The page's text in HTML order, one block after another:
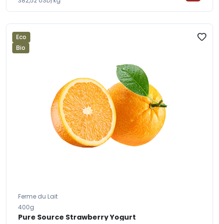
Eco
Bio
Ferme du Lait
400g
Pure Source Strawberry Yogurt